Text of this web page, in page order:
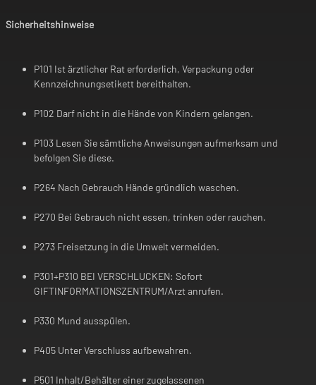
Sicherheitshinweise
P101 Ist ärztlicher Rat erforderlich, Verpackung oder
Kennzeichnungsetikett bereithalten.
P102 Darf nicht in die Hände von Kindern gelangen.
P103 Lesen Sie sämtliche Anweisungen aufmerksam und
befolgen Sie diese.
P264 Nach Gebrauch Hände gründlich waschen.
P270 Bei Gebrauch nicht essen, trinken oder rauchen.
P273 Freisetzung in die Umwelt vermeiden.
P301+P310 BEI VERSCHLUCKEN: Sofort
GIFTINFORMATIONSZENTRUM/Arzt anrufen.
P330 Mund ausspülen.
P405 Unter Verschluss aufbewahren.
P501 Inhalt/Behälter einer zugelassenen